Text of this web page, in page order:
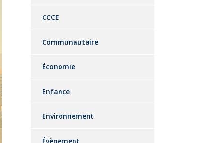
CCCE
Communautaire
Économie
Enfance
Environnement
Évènement